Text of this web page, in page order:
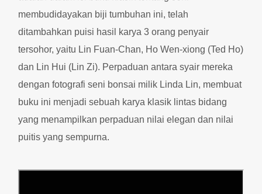
membudidayakan biji tumbuhan ini, telah
ditambahkan puisi hasil karya 3 orang penyair
tersohor, yaitu Lin Fuan-Chan, Ho Wen-xiong (Ted Ho)
dan Lin Hui (Lin Zi). Perpaduan antara syair mereka
dengan fotografi seni bonsai milik Linda Lin, membuat
buku ini menjadi sebuah karya klasik lintas bidang
yang menampilkan perpaduan nilai elegan dan nilai
puitis yang sempurna.